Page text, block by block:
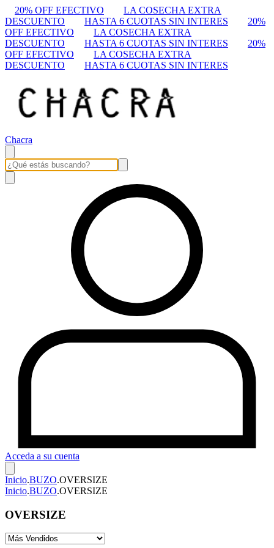
20% OFF EFECTIVO
LA COSECHA EXTRA
DESCUENTO
HASTA 6 CUOTAS SIN INTERES
20%
OFF EFECTIVO
LA COSECHA EXTRA
DESCUENTO
HASTA 6 CUOTAS SIN INTERES
20%
OFF EFECTIVO
LA COSECHA EXTRA
DESCUENTO
HASTA 6 CUOTAS SIN INTERES
Chacra
Acceda a su cuenta
Inicio.BUZO.OVERSIZE
Inicio.BUZO.OVERSIZE
OVERSIZE